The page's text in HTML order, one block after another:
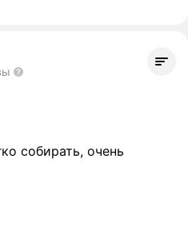
собирать, очень